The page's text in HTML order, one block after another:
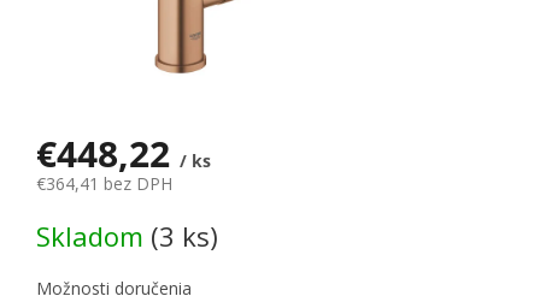
€448,22 / ks
€364,41 bez DPH
Skladom (3 ks)
Možnosti doručenia